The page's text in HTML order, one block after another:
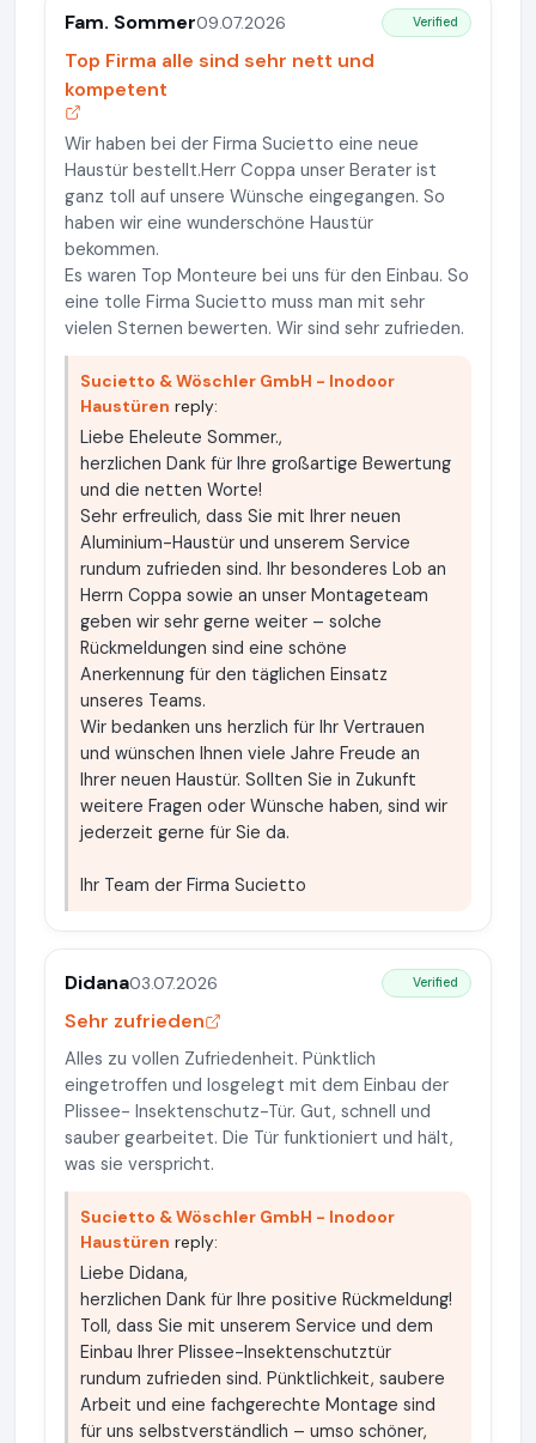
Fam. Sommer09.07.2026 Verified
Top Firma alle sind sehr nett und
kompetent
Wir haben bei der Firma Sucietto eine neue
Haustür bestellt.Herr Coppa unser Berater ist
ganz toll auf unsere Wünsche eingegangen. So
haben wir eine wunderschöne Haustür
bekommen.
Es waren Top Monteure bei uns für den Einbau. So
eine tolle Firma Sucietto muss man mit sehr
vielen Sternen bewerten. Wir sind sehr zufrieden.
Sucietto & Wöschler GmbH - Inodoor
Haustüren reply:
Liebe Eheleute Sommer.,
herzlichen Dank für Ihre großartige Bewertung
und die netten Worte!
Sehr erfreulich, dass Sie mit Ihrer neuen
Aluminium-Haustür und unserem Service
rundum zufrieden sind. Ihr besonderes Lob an
Herrn Coppa sowie an unser Montageteam
geben wir sehr gerne weiter – solche
Rückmeldungen sind eine schöne
Anerkennung für den täglichen Einsatz
unseres Teams.
Wir bedanken uns herzlich für Ihr Vertrauen
und wünschen Ihnen viele Jahre Freude an
Ihrer neuen Haustür. Sollten Sie in Zukunft
weitere Fragen oder Wünsche haben, sind wir
jederzeit gerne für Sie da.
Ihr Team der Firma Sucietto
Didana03.07.2026 Verified
Sehr zufrieden
Alles zu vollen Zufriedenheit. Pünktlich
eingetroffen und losgelegt mit dem Einbau der
Plissee- Insektenschutz-Tür. Gut, schnell und
sauber gearbeitet. Die Tür funktioniert und hält,
was sie verspricht.
Sucietto & Wöschler GmbH - Inodoor
Haustüren reply:
Liebe Didana,
herzlichen Dank für Ihre positive Rückmeldung!
Toll, dass Sie mit unserem Service und dem
Einbau Ihrer Plissee-Insektenschutztür
rundum zufrieden sind. Pünktlichkeit, saubere
Arbeit und eine fachgerechte Montage sind
für uns selbstverständlich – umso schöner,